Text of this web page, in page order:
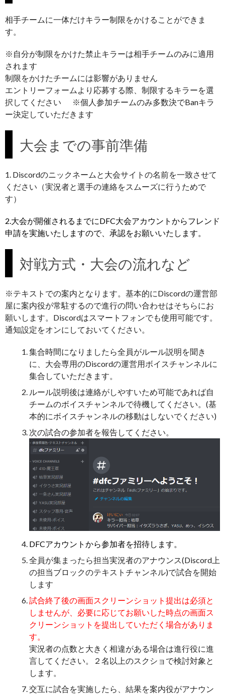
相手チームに一体だけキラー制限をかけることができま
す。
※自分が制限をかけた禁止キラーは相手チームのみに適用
されます
制限をかけたチームには影響がありません
エントリーフォームより応募する際、制限するキラーを選
択してください ※個人参加チームのみ多数決でBanキラ
ー決定していただきます
大会までの事前準備
1. Discordのニックネームと大会サイトの名前を一致させて
ください（実況者と選手の連絡をスムーズに行うためで
す）
2.大会が開催されるまでにDFC大会アカウントからフレンド
申請を実施いたしますので、承認をお願いいたします。
対戦方式・大会の流れなど
※テキストでの案内となります。基本的にDiscordの運営部
屋に案内役が常駐するので進行の問い合わせはそちらにお
願いします。Discordはスマートフォンでも使用可能です。
通知設定をオンにしておいてください。
集合時間になりましたら全員がルール説明を聞き
に、大会専用のDiscordの運営用ボイスチャンネルに
集合していただきます。
ルール説明後は連絡がしやすいため可能であれば自
チームのボイスチャンネルで待機してください。(基
本的にボイスチャンネルの移動はしないでください)
次の試合の参加者を報告してください。
DFCアカウントから参加者を招待します。
全員が集まったら担当実況者のアナウンス(Discord上
の担当ブロックのテキストチャンネル)で試合を開始
します
試合終了後の画面スクリーンショット提出は必須と
しませんが、必要に応じてお願いした時点の画面ス
クリーンショットを提出していただく場合がありま
す。
実況者の点数と大きく相違がある場合は進行役に進
言してください。２名以上のスクショで検討対象と
します。
交互に試合を実施したら、結果を案内役がアナウン